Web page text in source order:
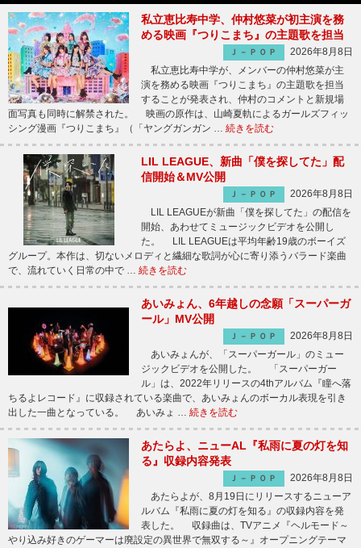
私立恵比寿中学、仲村悠菜が初主演を務
める映画『つりこまち』の主題歌を担当
Ｊ－ＰＯＰ
2026年8月8日
私立恵比寿中学が、メンバーの仲村悠菜が主
演を務める映画『つりこまち』の主題歌を担当
することが発表され、仲村のコメントと新規場
面写真も同時に解禁された。 映画の原作は、山崎夏軌によるガールズフィッ
シング漫画『つりこまち』（「ヤングガンガン … 続きを読む
LIL LEAGUE、新曲「僕を探してた」配
信開始＆MV公開
Ｊ－ＰＯＰ
2026年8月8日
LIL LEAGUEが新曲「僕を探してた」の配信を
開始、あわせてミュージックビデオを公開し
た。 LIL LEAGUEは平均年齢19歳のボーイズ
グループ。本作は、切ないメロディと繊細な歌詞が心に寄り添うバラード楽曲
で、流れていく日常の中で … 続きを読む
あいみょん、6年越しの念願「スーパーガ
ール」MV公開
Ｊ－ＰＯＰ
2026年8月8日
あいみょんが、「スーパーガール」のミュー
ジックビデオを公開した。 「スーパーガー
ル」は、2022年リリースの4thアルバム『瞳へ落
ちるよレコード』に収録されている楽曲で、あいみょんのボーカル表現を引き
出した一曲となっている。 あいみょ … 続きを読む
あたらよ、ニューAL『私雨に夏の灯を知
る』収録内容発表
Ｊ－ＰＯＰ
2026年8月8日
あたらよが、8月19日にリリースするニューア
ルバム『私雨に夏の灯を知る』の収録内容を発
表した。 収録曲は、TVアニメ『ヘルモード～
やり込み好きのゲーマーは廃設定の異世界で無双する～』オープニングテーマ